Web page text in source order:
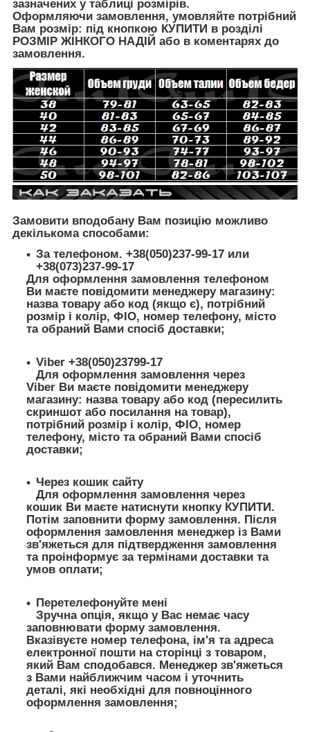
зазначених у таблиці розмірів.
Оформляючи замовлення, умовляйте потрібний
Вам розмір: під кнопкою КУПИТИ в розділі
РОЗМІР ЖІНКОГО НАДІЙ або в коментарях до
замовлення.
Замовити вподобану Вам позицію можливо
декількома способами:
За телефоном. +38(050)237-99-17 или
+38(073)237-99-17
Для оформлення замовлення телефоном
Ви маєте повідомити менеджеру магазину:
назва товару або код (якщо є), потрібний
розмір і колір, ФІО, номер телефону, місто
та обраний Вами спосіб доставки;
Viber +38(050)23799-17
Для оформлення замовлення через
Viber Ви маєте повідомити менеджеру
магазину: назва товару або код (пересилить
скриншот або посилання на товар),
потрібний розмір і колір, ФІО, номер
телефону, місто та обраний Вами спосіб
доставки;
Через кошик сайту
Для оформлення замовлення через
кошик Ви маєте натиснути кнопку КУПИТИ.
Потім заповнити форму замовлення. Після
оформлення замовлення менеджер із Вами
зв'яжеться для підтвердження замовлення
та проінформує за термінами доставки та
умов оплати;
Перетелефонуйте мені
Зручна опція, якщо у Вас немає часу
заповнювати форму замовлення.
Вказівуєте номер телефона, ім'я та адреса
електронної пошти на сторінці з товаром,
який Вам сподобався. Менеджер зв'яжеться
з Вами найближчим часом і уточнить
деталі, які необхідні для повноцінного
оформлення замовлення;